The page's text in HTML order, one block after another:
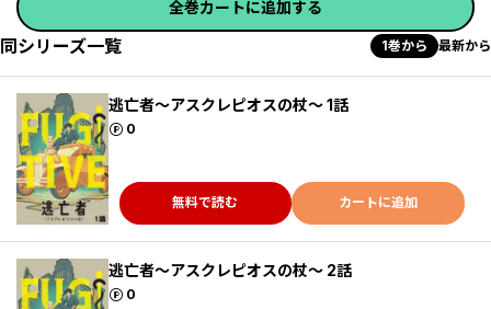
全巻カートに追加する
同シリーズ一覧 1巻から 最新から
逃亡者～アスクレピオスの杖～ 1話
0
ポイント
無料で読む カートに追加
逃亡者～アスクレピオスの杖～ 2話
0
ポイント